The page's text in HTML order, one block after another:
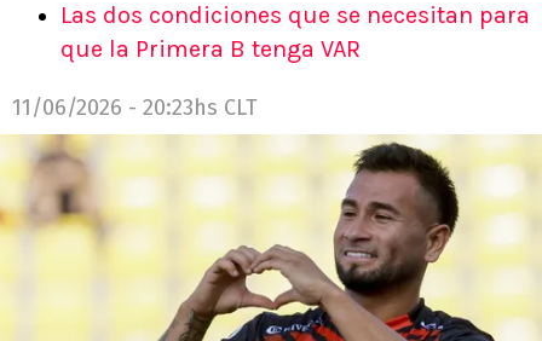
Las dos condiciones que se necesitan para
que la Primera B tenga VAR
11/06/2026 - 20:23hs CLT